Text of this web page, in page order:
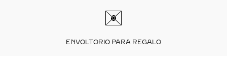
ENVOLTORIO PARA REGALO